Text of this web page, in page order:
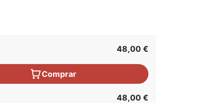
48,00 €
Comprar
48,00 €